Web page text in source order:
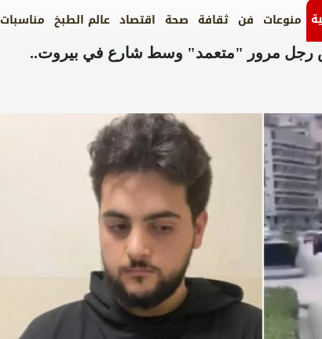
منوعات فن ثقافة صحة اقتصاد عالم الطبخ مناسبات
رجل مرور "متعمد" وسط شارع في بيروت..